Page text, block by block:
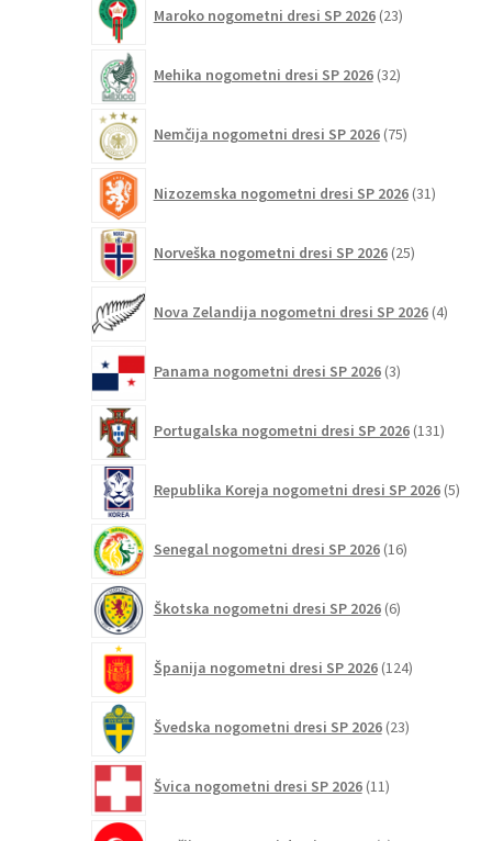
Maroko nogometni dresi SP 2026 23izdelkov
Mehika nogometni dresi SP 2026 32izdelkov
Nemčija nogometni dresi SP 2026 75izdelkov
Nizozemska nogometni dresi SP 2026 31izdelkov
Norveška nogometni dresi SP 2026 25izdelkov
Nova Zelandija nogometni dresi SP 2026 4izdelki
Panama nogometni dresi SP 2026 3izdelki
Portugalska nogometni dresi SP 2026 131
Republika Koreja nogometni dresi SP 2026 5
Senegal nogometni dresi SP 2026 16izdelkov
Škotska nogometni dresi SP 2026 6izdelkov
Španija nogometni dresi SP 2026 124izdelkov
Švedska nogometni dresi SP 2026 23izdelkov
Švica nogometni dresi SP 2026 11izdelkov